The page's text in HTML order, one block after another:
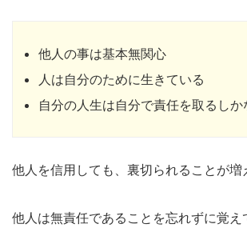
他人の事は基本無関心
人は自分のために生きている
自分の人生は自分で責任を取るしか
他人を信用しても、裏切られることが増
他人は無責任であることを忘れずに覚え